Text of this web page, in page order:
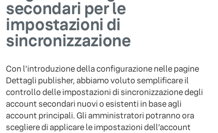
secondari per le
impostazioni di
sincronizzazione
Con l’introduzione della configurazione nelle pagine
Dettagli publisher, abbiamo voluto semplificare il
controllo delle impostazioni di sincronizzazione degli
account secondari nuovi o esistenti in base agli
account principali. Gli amministratori potranno ora
scegliere di applicare le impostazioni dell’account